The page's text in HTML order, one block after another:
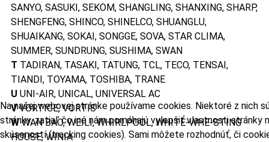
SANYO, SASUKI, SEKOM, SHANGLING, SHANXING, SHARP,
SHENGFENG, SHINCO, SHINELCO, SHUANGLU,
SHUAIKANG, SOKAI, SONGGE, SOVA, STAR CLIMA,
SUMMER, SUNDRUNG, SUSHIMA, SWAN
T TADIRAN, TASAKI, TATUNG, TCL, TECO, TENSAI,
TIANDI, TOYAMA, TOSHIBA, TRANE
U UNI-AIR, UNICAL, UNIVERSAL AC
VVORTICE, VORTIS
WWAN BAO, WEILI, WHIRLPOOL, WHITE-WHE-STING
HOUSE, WINIA
Na našej webovej stránke používame cookies. Niektoré z nich
stránky, zatiaľ čo iné nám pomáhajú vylepšiť vlastnosti stránky
skúseností (tracking cookies). Sami môžete rozhodnúť, či